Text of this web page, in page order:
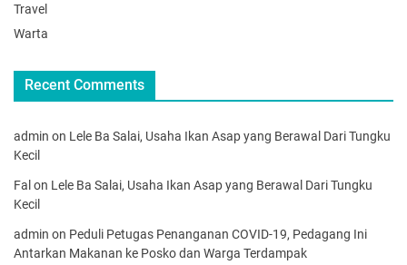
Travel
Warta
Recent Comments
admin on Lele Ba Salai, Usaha Ikan Asap yang Berawal Dari Tungku
Kecil
Fal on Lele Ba Salai, Usaha Ikan Asap yang Berawal Dari Tungku
Kecil
admin on Peduli Petugas Penanganan COVID-19, Pedagang Ini
Antarkan Makanan ke Posko dan Warga Terdampak